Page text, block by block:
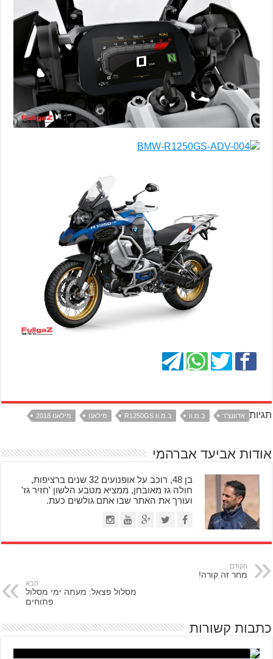
תגיות אדוונצ'ר ב.מ.וו ב.מ.וו R1250GS מילאנו מילאנו 2018
אודות אביעד אברהמי
בן 48, רוכב על אופנועים 32 שנים ברציפות,
חולה גז מאובחן, ממציא מטבע הלשון 'חזיר גז'
ועורך את האתר שבו אתם גולשים כעת.
הקודם
מחר זה קורה!
הבא
מסלול פצאל: מעתה ימי מסלול
פתוחים
כתבות קשורות